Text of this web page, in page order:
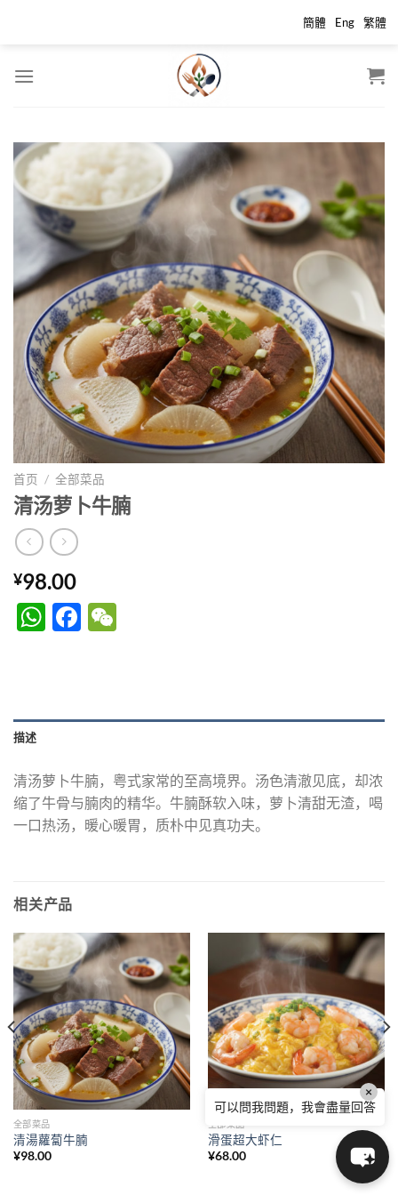
簡體 Eng 繁體
首页 / 全部菜品
清汤萝卜牛腩
¥98.00
WhatsApp
Facebook
描述
清汤萝卜牛腩，粤式家常的至高境界。汤色清澈见底，却浓
缩了牛骨与腩肉的精华。牛腩酥软入味，萝卜清甜无渣，喝
一口热汤，暖心暖胃，质朴中见真功夫。
相关产品
全部菜品
清湯蘿蔔牛腩
¥98.00
全部菜品
滑蛋超大虾仁
¥68.00
可以問我問題，我會盡量回答
×